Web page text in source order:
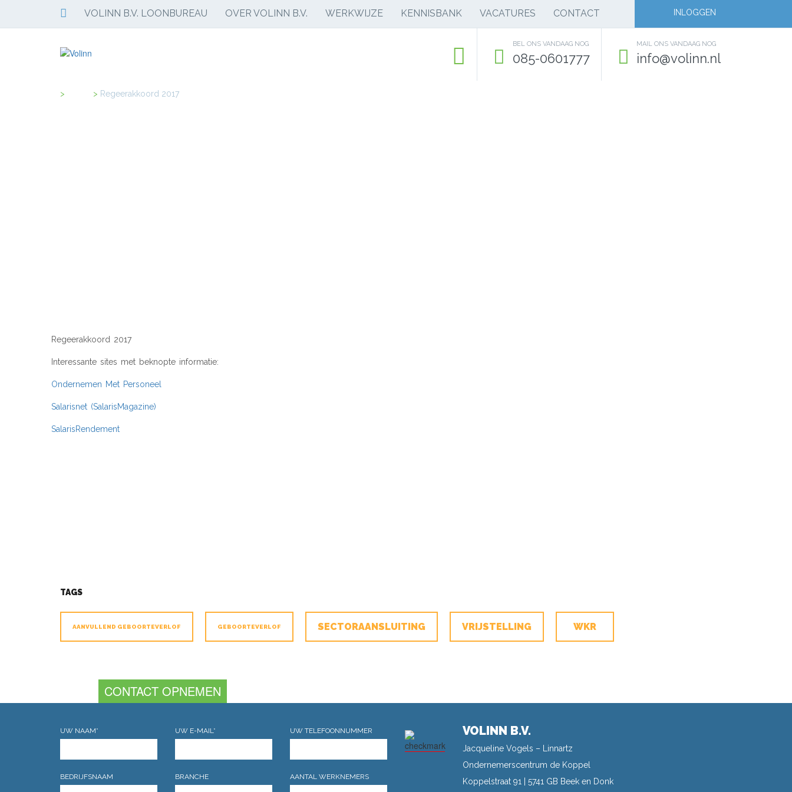
VOLINN B.V. LOONBUREAU OVER VOLINN B.V. WERKWIJZE KENNISBANK VACATURES CONTACT INLOGGEN
MAIL ONS VANDAAG NOG
info@volinn.nl
BEL ONS VANDAAG NOG
085-0601777
> Regeerakkoord 2017
Regeerakkoord 2017
Interessante sites met beknopte informatie:
Ondernemen Met Personeel
Salarisnet (SalarisMagazine)
SalarisRendement
TAGS
AANVULLEND GEBOORTEVERLOF GEBOORTEVERLOF SECTORAANSLUITING VRIJSTELLING WKR
CONTACT OPNEMEN
UW NAAM* UW E-MAIL* UW TELEFOONNUMMER
BEDRIJFSNAAM BRANCHE AANTAL WERKNEMERS
VOLINN B.V.
Jacqueline Vogels – Linnartz
Ondernemerscentrum de Koppel
Koppelstraat 91 | 5741 GB Beek en Donk